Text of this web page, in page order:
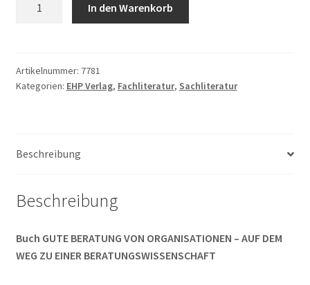
VON
ORGANISATIONEN
WEG
BERATUNGSWISSENSCHAFT
In den Warenkorb
Artikelnummer: 7781
Kategorien: EHP Verlag, Fachliteratur, Sachliteratur
Beschreibung
Beschreibung
Buch GUTE BERATUNG VON ORGANISATIONEN – AUF DEM
WEG ZU EINER BERATUNGSWISSENSCHAFT